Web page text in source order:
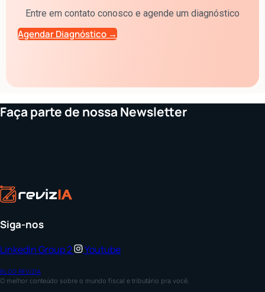
Entre em contato conosco e agende um diagnóstico
Agendar Diagnóstico →
Faça parte de nossa Newsletter
Siga-nos
LinkedinGroup 2 Youtube
BLOG REVIZIA
O melhor conteúdo sobre o mundo fiscal e tributário pra você.